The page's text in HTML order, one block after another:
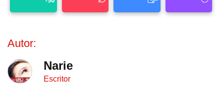
Autor:
Narie
Escritor